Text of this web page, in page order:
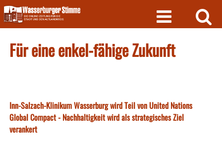
Skip
to
content
Für eine enkel-fähige Zukunft
Inn-Salzach-Klinikum Wasserburg wird Teil von United Nations
Global Compact - Nachhaltigkeit wird als strategisches Ziel
verankert